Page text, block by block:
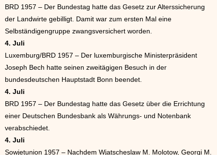
BRD 1957 – Der Bundestag hatte das Gesetz zur Alterssicherung
der Landwirte gebilligt. Damit war zum ersten Mal eine
Selbständigengruppe zwangsversichert worden.
4. Juli
Luxemburg/BRD 1957 – Der luxemburgische Ministerpräsident
Joseph Bech hatte seinen zweitägigen Besuch in der
bundesdeutschen Hauptstadt Bonn beendet.
4. Juli
BRD 1957 – Der Bundestag hatte das Gesetz über die Errichtung
einer Deutschen Bundesbank als Währungs- und Notenbank
verabschiedet.
4. Juli
Sowjetunion 1957 – Nachdem Wjatscheslaw M. Molotow, Georgi M.